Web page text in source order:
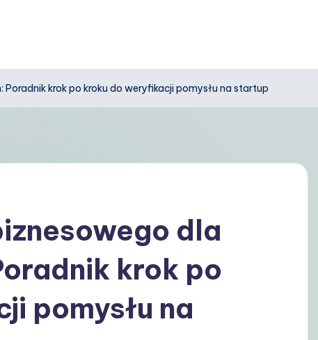
krok po kroku do weryfikacji pomysłu na startup
dla
krok po
pomysłu na